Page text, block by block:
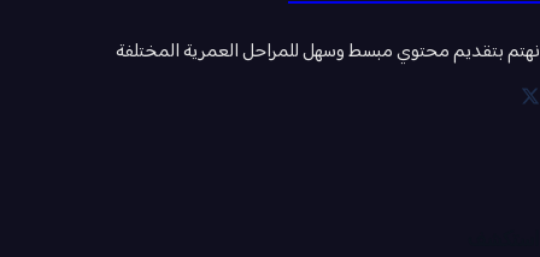
نهتم بتقديم محتوي مبسط وسهل للمراحل العمرية المختلفة